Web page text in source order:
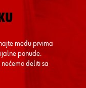
među prvima
ponude.
deliti sa